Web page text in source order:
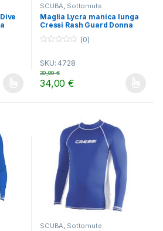
varianti. Le opzioni possono essere
SCUBA, Sottomute
Maglia Lycra manica lunga
Cressi Rash Guard Donna
u
t
o
f
(0)
SKU: 4728
34,00€
39,99€
Questo prodotto ha più
SCUBA, Sottomute